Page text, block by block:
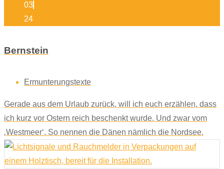
03
24
Bernstein
Ermunterungstexte
Gerade aus dem Urlaub zurück, will ich euch erzählen, dass
ich kurz vor Ostern reich beschenkt wurde. Und zwar vom
‚Westmeer‘. So nennen die Dänen nämlich die Nordsee.